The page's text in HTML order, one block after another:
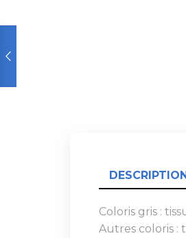
Coloris gris :
Autres coloris :